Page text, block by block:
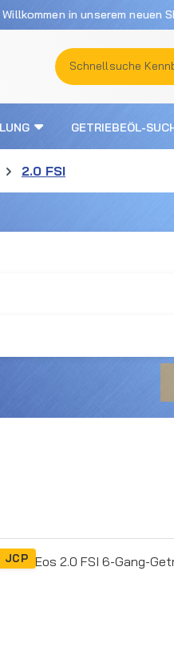
in unserem neuen Shop
GETRIEBEÖL-
2.0 FSI
JCP